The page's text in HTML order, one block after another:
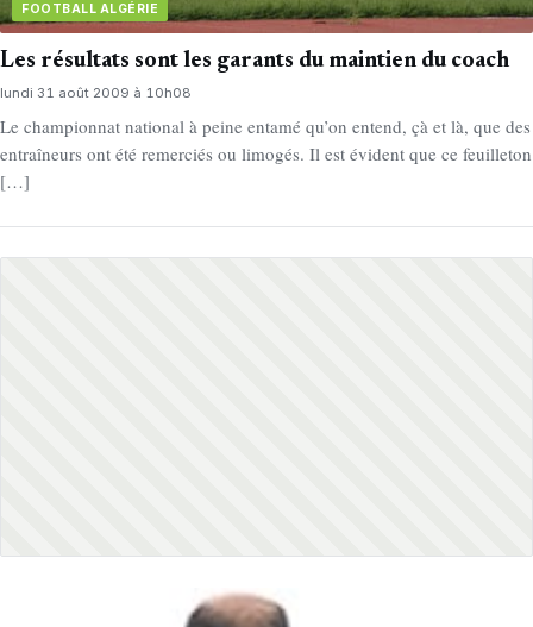
FOOTBALL ALGÉRIE
Les résultats sont les garants du maintien du coach
lundi 31 août 2009 à 10h08
Le championnat national à peine entamé qu’on entend, çà et là, que des
entraîneurs ont été remerciés ou limogés. Il est évident que ce feuilleton
[…]